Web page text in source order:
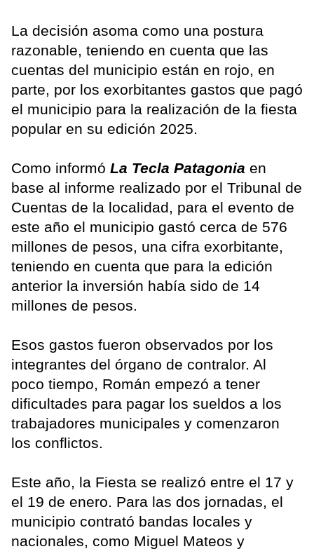
La decisión asoma como una postura
razonable, teniendo en cuenta que las
cuentas del municipio están en rojo, en
parte, por los exorbitantes gastos que pagó
el municipio para la realización de la fiesta
popular en su edición 2025.
Como informó La Tecla Patagonia en
base al informe realizado por el Tribunal de
Cuentas de la localidad, para el evento de
este año el municipio gastó cerca de 576
millones de pesos, una cifra exorbitante,
teniendo en cuenta que para la edición
anterior la inversión había sido de 14
millones de pesos.
Esos gastos fueron observados por los
integrantes del órgano de contralor. Al
poco tiempo, Román empezó a tener
dificultades para pagar los sueldos a los
trabajadores municipales y comenzaron
los conflictos.
Este año, la Fiesta se realizó entre el 17 y
el 19 de enero. Para las dos jornadas, el
municipio contrató bandas locales y
nacionales, como Miguel Mateos y